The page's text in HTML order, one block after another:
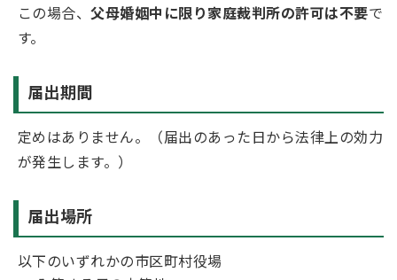
この場合、父母婚姻中に限り家庭裁判所の許可は不要で
す。
届出期間
定めはありません。（届出のあった日から法律上の効力
が発生します。）
届出場所
以下のいずれかの市区町村役場